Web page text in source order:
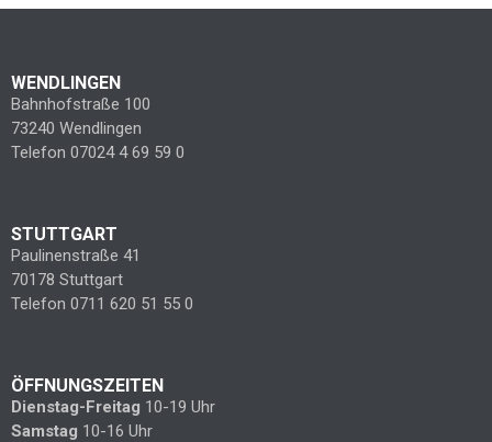
WENDLINGEN
Bahnhofstraße 100
73240 Wendlingen
Telefon 07024 4 69 59 0
STUTTGART
Paulinenstraße 41
70178 Stuttgart
Telefon 0711 620 51 55 0
ÖFFNUNGSZEITEN
Dienstag-Freitag 10-19 Uhr
Samstag 10-16 Uhr